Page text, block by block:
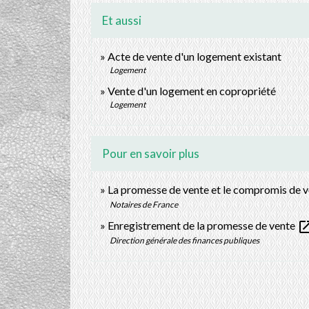
Et aussi
Acte de vente d'un logement existant
Logement
Vente d'un logement en copropriété
Logement
Pour en savoir plus
La promesse de vente et le compromis de
Notaires de France
Enregistrement de la promesse de vente
Direction générale des finances publiques